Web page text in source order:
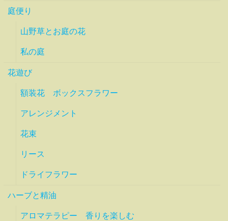
庭便り
山野草とお庭の花
私の庭
花遊び
額装花 ボックスフラワー
アレンジメント
花束
リース
ドライフラワー
ハーブと精油
アロマテラピー 香りを楽しむ